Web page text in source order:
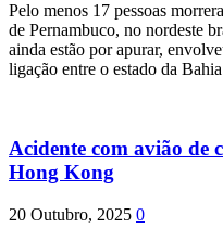
Pelo menos 17 pessoas
de Pernambuco, no nordeste
ainda estão por apurar,
ligação entre o estado da
Acidente com avião de
Hong Kong
20 Outubro, 2025 0